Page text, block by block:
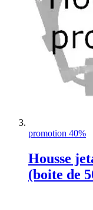
promotion 40%
Housse
(boite de